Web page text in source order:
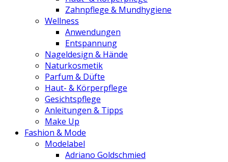
Zahnpflege & Mundhygiene
Wellness
Anwendungen
Entspannung
Nageldesign & Hände
Naturkosmetik
Parfum & Düfte
Haut- & Körperpflege
Gesichtspflege
Anleitungen & Tipps
Make Up
Fashion & Mode
Modelabel
Adriano Goldschmied